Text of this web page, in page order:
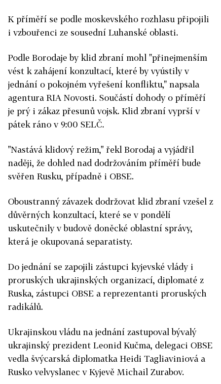
K příměří se podle moskevského rozhlasu připojili
i vzbouřenci ze sousední Luhanské oblasti.
Podle Borodaje by klid zbraní mohl "přinejmenším
vést k zahájení konzultací, které by vyústily v
jednání o pokojném vyřešení konfliktu," napsala
agentura RIA Novosti. Součástí dohody o příměří
je prý i zákaz přesunů vojsk. Klid zbraní vyprší v
pátek ráno v 9:00 SELČ.
"Nastává klidový režim," řekl Borodaj a vyjádřil
naději, že dohled nad dodržováním příměří bude
svěřen Rusku, případně i OBSE.
Oboustranný závazek dodržovat klid zbraní vzešel z
důvěrných konzultací, které se v pondělí
uskutečnily v budově doněcké oblastní správy,
která je okupovaná separatisty.
Do jednání se zapojili zástupci kyjevské vlády i
proruských ukrajinských organizací, diplomaté z
Ruska, zástupci OBSE a reprezentanti proruských
radikálů.
Ukrajinskou vládu na jednání zastupoval bývalý
ukrajinský prezident Leonid Kučma, delegaci OBSE
vedla švýcarská diplomatka Heidi Tagliaviniová a
Rusko velvyslanec v Kyjevě Michail Zurabov.